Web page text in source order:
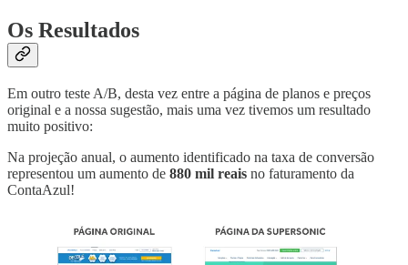
Os Resultados
Em outro teste A/B, desta vez entre a página de planos e preços
original e a nossa sugestão, mais uma vez tivemos um resultado
muito positivo:
Na projeção anual, o aumento identificado na taxa de conversão
representou um aumento de 880 mil reais no faturamento da
ContaAzul!